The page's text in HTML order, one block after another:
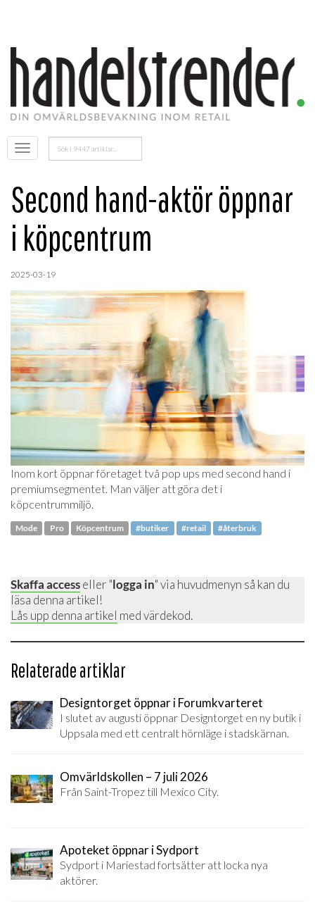
Öppna
menyn
Sök
efter:
Second hand-aktör öppnar
i köpcentrum
2025-03-19
Inom kort öppnar företaget två pop ups med second hand i
premiumsegmentet. Man väljer att göra det i
köpcentrummiljö.
Mode Pro Köpcentrum #butiker #retail #återbruk
Skaffa accesseller "logga in" via huvudmenyn så kan du
läsa denna artikel!
Lås upp denna artikel med värdekod.
Relaterade artiklar
Designtorget öppnar i Forumkvarteret
I slutet av augusti öppnar Designtorget en ny butik i
Uppsala med ett centralt hörnläge i stadskärnan.
Omvärldskollen – 7 juli 2026
Från Saint-Tropez till Mexico City.
Apoteket öppnar i Sydport
Sydport i Mariestad fortsätter att locka nya
aktörer.